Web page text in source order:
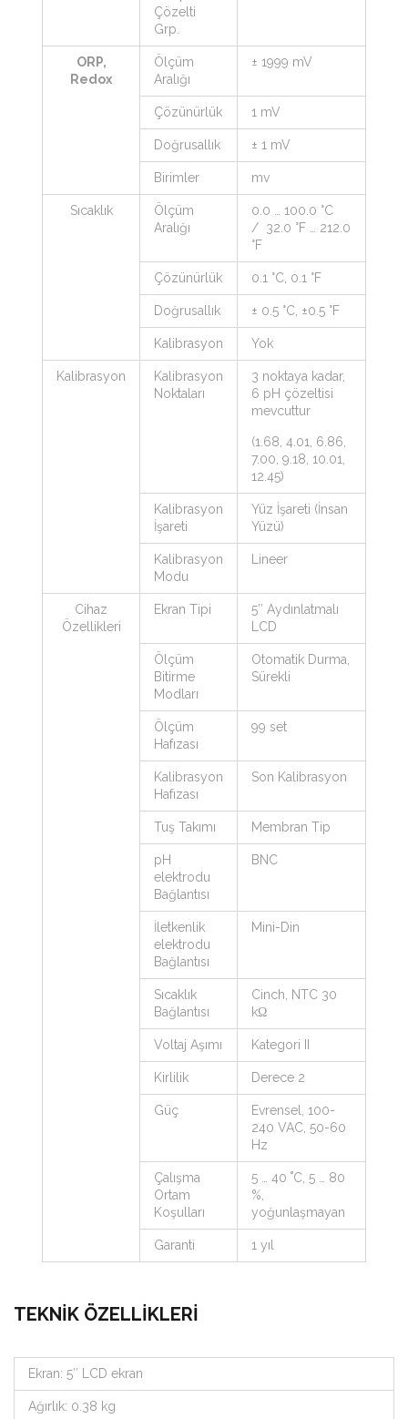
Çözelti
Grp.
ORP,
Redox
Ölçüm
Aralığı
± 1999 mV
Çözünürlük 1 mV
Doğrusallık ± 1 mV
Birimler mv
Sıcaklık
Ölçüm
Aralığı
0.0 … 100.0 °C
/ 32.0 °F … 212.0
°F
Çözünürlük 0.1 °C, 0.1 °F
Doğrusallık ± 0.5 °C, ±0.5 °F
Kalibrasyon Yok
Kalibrasyon
Kalibrasyon
Noktaları
3 noktaya kadar,
6 pH çözeltisi
mevcuttur
(1.68, 4.01, 6.86,
7.00, 9.18, 10.01,
12.45)
Kalibrasyon
İşareti
Yüz İşareti (İnsan
Yüzü)
Kalibrasyon
Modu
Lineer
Cihaz
Özellikleri
Ekran Tipi
5″ Aydınlatmalı
LCD
Ölçüm
Bitirme
Modları
Otomatik Durma,
Sürekli
Ölçüm
Hafızası
99 set
Kalibrasyon
Hafızası
Son Kalibrasyon
Tuş Takımı Membran Tip
pH
elektrodu
Bağlantısı
BNC
İletkenlik
elektrodu
Bağlantısı
Mini-Din
Sıcaklık
Bağlantısı
Cinch, NTC 30
kΩ
Voltaj Aşımı Kategori II
Kirlilik Derece 2
Güç
Evrensel, 100-
240 VAC, 50-60
Hz
Çalışma
Ortam
Koşulları
5 … 40 ˚C, 5 … 80
%,
yoğunlaşmayan
Garanti 1 yıl
TEKNİK ÖZELLİKLERİ
Ekran: 5″ LCD ekran
Ağırlık: 0.38 kg